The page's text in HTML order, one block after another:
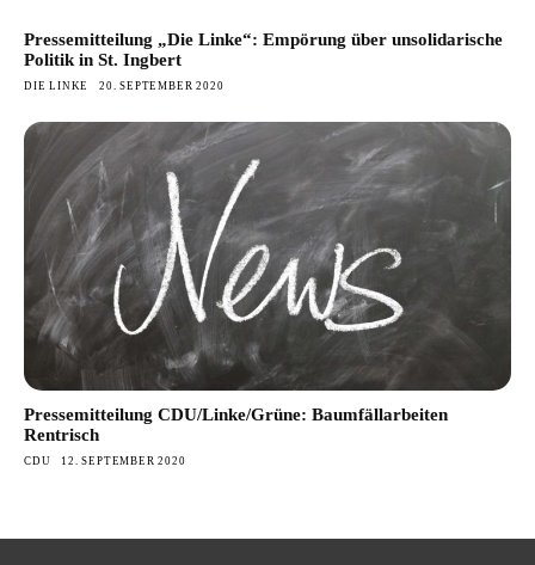
Pressemitteilung „Die Linke“: Empörung über unsolidarische
Politik in St. Ingbert
DIE LINKE 20. SEPTEMBER 2020
Pressemitteilung CDU/Linke/Grüne: Baumfällarbeiten
Rentrisch
CDU 12. SEPTEMBER 2020